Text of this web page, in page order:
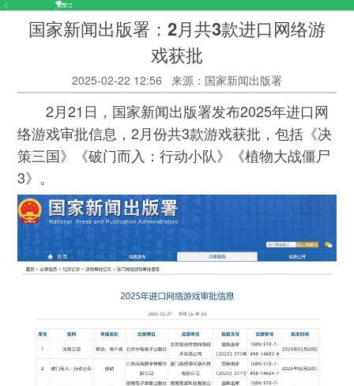
国家新闻出版署：2月共3款进口网络游
戏获批
2025-02-22 12:56 来源：国家新闻出版署
2月21日，国家新闻出版署发布2025年进口网
络游戏审批信息，2月份共3款游戏获批，包括《决
策三国》《破门而入：行动小队》《植物大战僵尸
3》。